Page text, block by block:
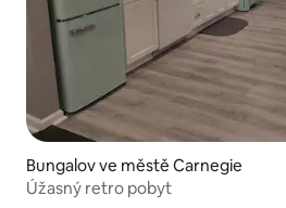
Bungalov ve městě Carnegie
Úžasný retro pobyt